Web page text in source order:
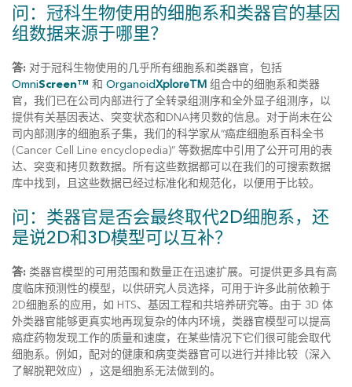
问：冠科生物使用的细胞系和类器官的基因
组数据来源于哪里？
答: 对于冠科生物使用的几乎所有细胞系和类器官，包括
OmniScreenTM 和 OrganoidXploreTM 组合中的细胞系和类器
官，我们已在公司内部进行了全转录组测序和全外显子组测序，以
提供有关基因表达、突变状态和DNA拷贝数的信息。对于尚未在公
司内部测序的细胞系子集，我们的科学家从“癌症细胞系百科全书
(Cancer Cell Line encyclopedia)” 等数据库中引用了公开可用的表
达、突变和拷贝数数据。所有这些数据都可以在我们的可搜索数据
库中找到，且这些数据已经过标准化和规范化，以便用于比较。
问：类器官是否会最终取代2D细胞系，还
是说2D和3D模型可以互补？
答: 类器官模型的可用范围和数量正在迅速扩展。可提供更多具有高
度临床预测性的模型，以供研究人员选择，可用于许多此前依赖于
2D细胞系的应用，如 HTS、基因工程和共培养研究等。由于 3D 体
外类器官能够更真实地再现复杂的体内环境，类器官模型可以提高
癌症药物发现工作的质量和速度，在某些情况下它们很可能会取代
细胞系。例如，配对的健康和病变类器官可以进行并排比较（深入
了解脱靶效应），这是细胞系无法做到的。